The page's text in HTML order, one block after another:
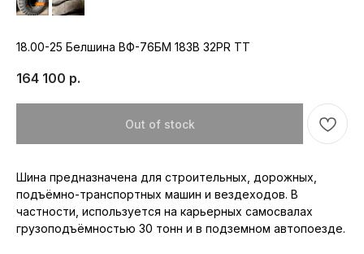
18.00-25 Белшина ВФ-76БМ 183B 32PR TT
164 100 р.
Out of stock
Шина предназначена для строительных, дорожных,
подъёмно-транспортных машин и вездеходов. В
частности, используется на карьерных самосвалах
грузоподъёмностью 30 тонн и в подземном автопоезде.
Республика Мордовия, с. Лямбирь,
ул. Октябрьская, д. 107А